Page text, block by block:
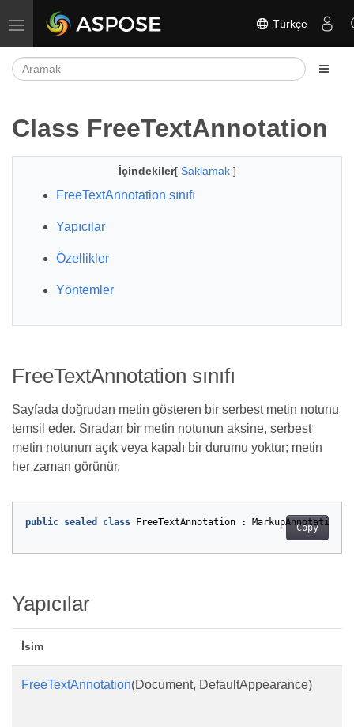
Gezinmeyi aç/kapat Türkçe
Class FreeTextAnnotation
İçindekiler[ Saklamak ]
FreeTextAnnotation sınıfı
Yapıcılar
Özellikler
Yöntemler
FreeTextAnnotation sınıfı
Sayfada doğrudan metin gösteren bir serbest metin notunu
temsil eder. Sıradan bir metin notunun aksine, serbest
metin notunun açık veya kapalı bir durumu yoktur; metin
her zaman görünür.
Copy
public sealed class FreeTextAnnotation : MarkupAnnotation
Yapıcılar
İsim
FreeTextAnnotation(Document, DefaultAppearance)